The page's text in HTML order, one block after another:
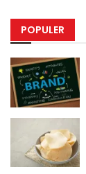
POPULER